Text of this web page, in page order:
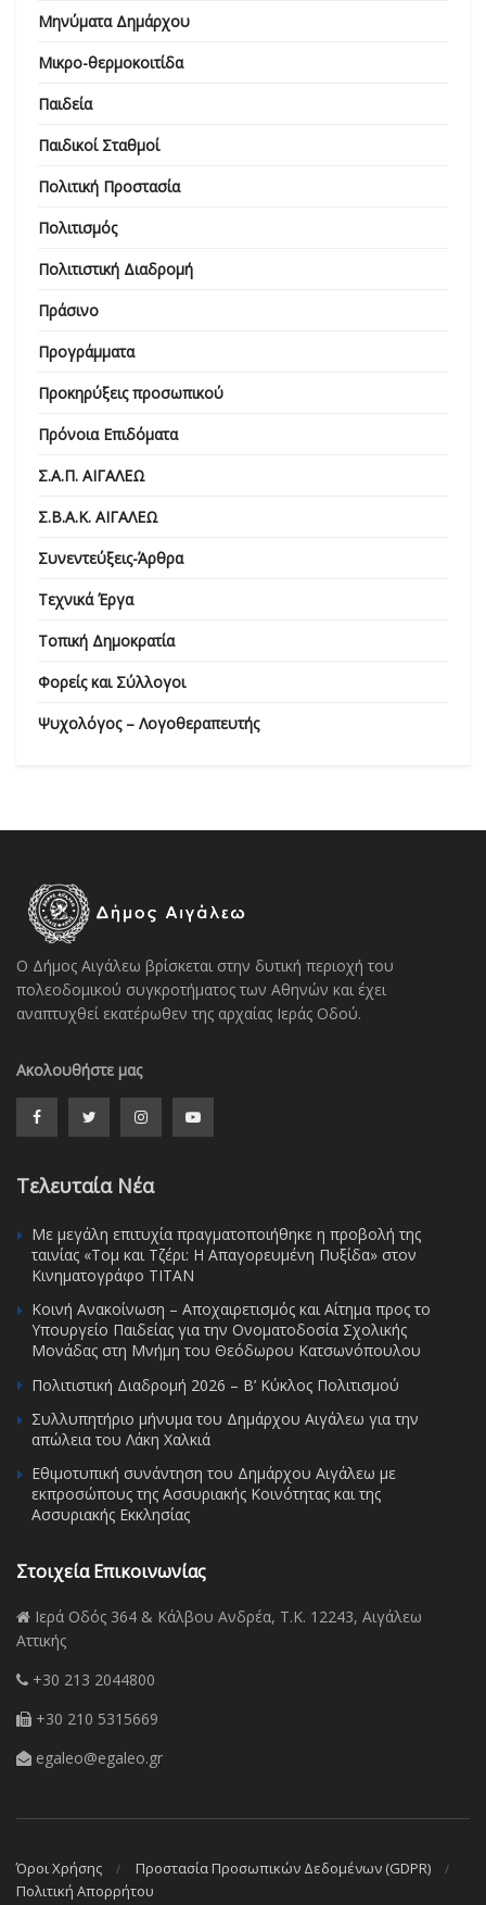
Μηνύματα Δημάρχου
Μικρο-θερμοκοιτίδα
Παιδεία
Παιδικοί Σταθμοί
Πολιτική Προστασία
Πολιτισμός
Πολιτιστική Διαδρομή
Πράσινο
Προγράμματα
Προκηρύξεις προσωπικού
Πρόνοια Επιδόματα
Σ.Α.Π. ΑΙΓΑΛΕΩ
Σ.Β.Α.Κ. ΑΙΓΑΛΕΩ
Συνεντεύξεις-Άρθρα
Τεχνικά Έργα
Τοπική Δημοκρατία
Φορείς και Σύλλογοι
Ψυχολόγος – Λογοθεραπευτής
Ο Δήμος Αιγάλεω βρίσκεται στην δυτική περιοχή του
πολεοδομικού συγκροτήματος των Αθηνών και έχει
αναπτυχθεί εκατέρωθεν της αρχαίας Ιεράς Οδού.
Ακολουθήστε μας
Τελευταία Νέα
Με μεγάλη επιτυχία πραγματοποιήθηκε η προβολή της
ταινίας «Τομ και Τζέρι: Η Απαγορευμένη Πυξίδα» στον
Κινηματογράφο ΤΙΤΑΝ
Κοινή Ανακοίνωση – Αποχαιρετισμός και Αίτημα προς το
Υπουργείο Παιδείας για την Ονοματοδοσία Σχολικής
Μονάδας στη Μνήμη του Θεόδωρου Κατσωνόπουλου
Πολιτιστική Διαδρομή 2026 – Β’ Κύκλος Πολιτισμού
Συλλυπητήριο μήνυμα του Δημάρχου Αιγάλεω για την
απώλεια του Λάκη Χαλκιά
Εθιμοτυπική συνάντηση του Δημάρχου Αιγάλεω με
εκπροσώπους της Ασσυριακής Κοινότητας και της
Ασσυριακής Εκκλησίας
Στοιχεία Επικοινωνίας
Ιερά Οδός 364 & Κάλβου Ανδρέα, Τ.Κ. 12243, Αιγάλεω
Αττικής
+30 213 2044800
+30 210 5315669
egaleo@egaleo.gr
Όροι Χρήσης
Προστασία Προσωπικών Δεδομένων (GDPR)
Πολιτική Απορρήτου